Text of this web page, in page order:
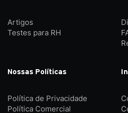
Artigos
Testes para RH
Nossas Políticas
Política de Privacidade
Política Comercial